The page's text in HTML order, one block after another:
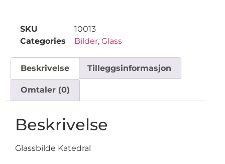
SKU
10013
Categories
Bilder, Glass
Beskrivelse Tilleggsinformasjon
Omtaler (0)
Beskrivelse
Glassbilde Katedral